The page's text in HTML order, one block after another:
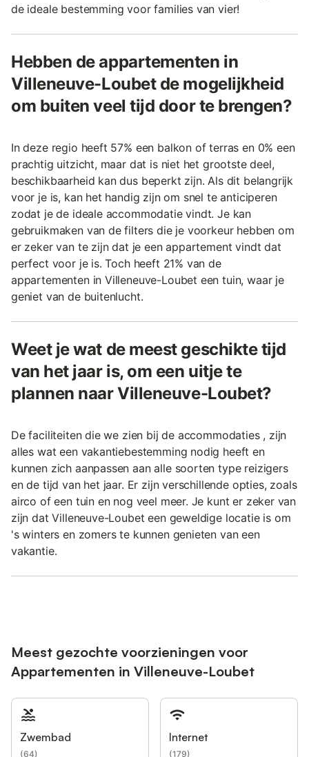
de ideale bestemming voor families van vier!
Hebben de appartementen in
Villeneuve-Loubet de mogelijkheid
om buiten veel tijd door te brengen?
In deze regio heeft 57% een balkon of terras en 0% een
prachtig uitzicht, maar dat is niet het grootste deel,
beschikbaarheid kan dus beperkt zijn. Als dit belangrijk
voor je is, kan het handig zijn om snel te anticiperen
zodat je de ideale accommodatie vindt. Je kan
gebruikmaken van de filters die je voorkeur hebben om
er zeker van te zijn dat je een appartement vindt dat
perfect voor je is. Toch heeft 21% van de
appartementen in Villeneuve-Loubet een tuin, waar je
geniet van de buitenlucht.
Weet je wat de meest geschikte tijd
van het jaar is, om een uitje te
plannen naar Villeneuve-Loubet?
De faciliteiten die we zien bij de accommodaties , zijn
alles wat een vakantiebestemming nodig heeft en
kunnen zich aanpassen aan alle soorten type reizigers
en de tijd van het jaar. Er zijn verschillende opties, zoals
airco of een tuin en nog veel meer. Je kunt er zeker van
zijn dat Villeneuve-Loubet een geweldige locatie is om
's winters en zomers te kunnen genieten van een
vakantie.
Meest gezochte voorzieningen voor
Appartementen in Villeneuve-Loubet
Zwembad
(64)
Internet
(179)